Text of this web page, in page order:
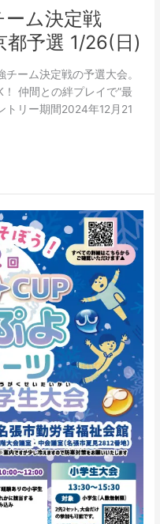
ム決定戦
予選 1/26(日)
ーム決定戦の予選大会。
仲間との絆プレイで”最
トリー期間2024年12月21